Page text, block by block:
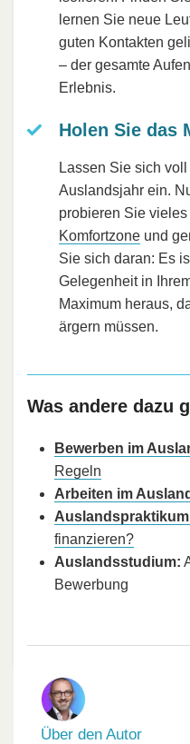
lernen Sie neue
guten Kontakten
– der gesamte
Erlebnis.
Holen Sie das
Lassen Sie sich
Auslandsjahr ein.
probieren Sie
Komfortzone und
Sie sich daran: Es
Gelegenheit in
Maximum heraus,
ärgern müssen.
Was andere dazu
Bewerben im
Regeln
Arbeiten im
finanzieren?
Auslandsstudium:
Bewerbung
Über den Autor